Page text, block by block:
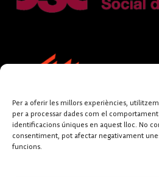
Per a oferir les millors experiències,
per a processar dades com el
identificacions úniques en aquest lloc. No
consentiment, pot afectar negativament
funcions.